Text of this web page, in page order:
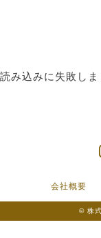
読み込みに失敗しま
会社概要
© 株